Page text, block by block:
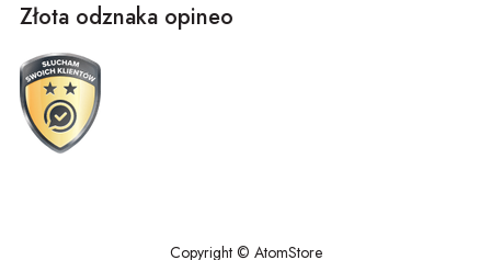
Złota odznaka opineo
Copyright © AtomStore